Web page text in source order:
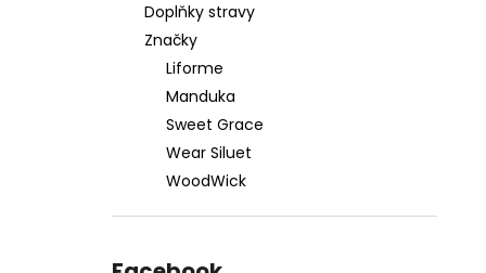
Doplňky stravy
Značky
Liforme
Manduka
Sweet Grace
Wear Siluet
WoodWick